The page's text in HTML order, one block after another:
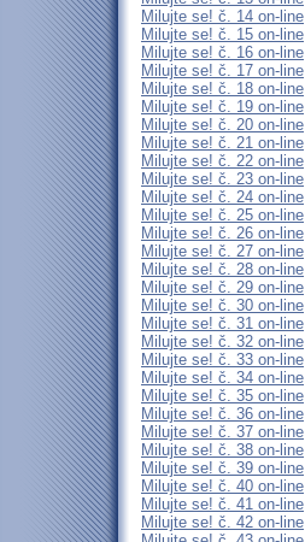
Milujte se! č. 14 on-line
Milujte se! č. 15 on-line
Milujte se! č. 16 on-line
Milujte se! č. 17 on-line
Milujte se! č. 18 on-line
Milujte se! č. 19 on-line
Milujte se! č. 20 on-line
Milujte se! č. 21 on-line
Milujte se! č. 22 on-line
Milujte se! č. 23 on-line
Milujte se! č. 24 on-line
Milujte se! č. 25 on-line
Milujte se! č. 26 on-line
Milujte se! č. 27 on-line
Milujte se! č. 28 on-line
Milujte se! č. 29 on-line
Milujte se! č. 30 on-line
Milujte se! č. 31 on-line
Milujte se! č. 32 on-line
Milujte se! č. 33 on-line
Milujte se! č. 34 on-line
Milujte se! č. 35 on-line
Milujte se! č. 36 on-line
Milujte se! č. 37 on-line
Milujte se! č. 38 on-line
Milujte se! č. 39 on-line
Milujte se! č. 40 on-line
Milujte se! č. 41 on-line
Milujte se! č. 42 on-line